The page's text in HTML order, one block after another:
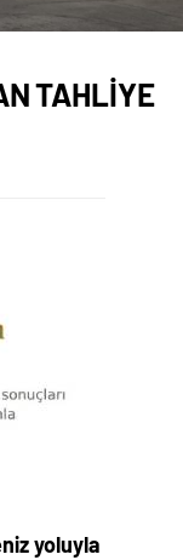
TAHLİYE
yoluyla